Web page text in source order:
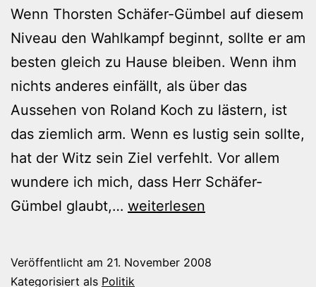
Wenn Thorsten Schäfer-Gümbel auf diesem
Niveau den Wahlkampf beginnt, sollte er am
besten gleich zu Hause bleiben. Wenn ihm
nichts anderes einfällt, als über das
Aussehen von Roland Koch zu lästern, ist
das ziemlich arm. Wenn es lustig sein sollte,
hat der Witz sein Ziel verfehlt. Vor allem
wundere ich mich, dass Herr Schäfer-
Gümbel glaubt,… Steinewerfer
weiterlesen
Veröffentlicht am 21. November 2008
Kategorisiert als Politik